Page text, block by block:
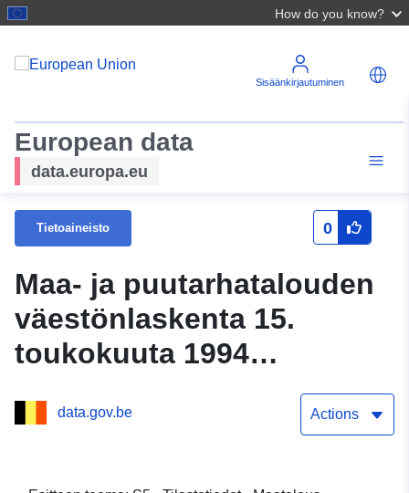
How do you know?
Sisäänkirjautuminen
European data
data.europa.eu
Tietoaineisto 0
Maa- ja puutarhatalouden
väestönlaskenta 15.
toukokuuta 1994
(maatalous 1995 - 27.
vuosi)
data.gov.be Actions